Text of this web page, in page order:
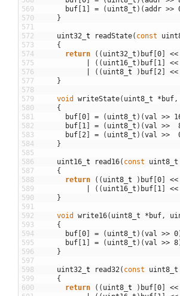
569
570
571
572
573
574
575
576
577
578
579
580
581
582
583
584
585
586
587
588
589
590
591
592
593
594
595
596
597
598
599
600
buf 1 = ( uint8_t ) (addr >>
}
uint32 t readState( const
{
return
( ( uint32_t ) buf 0 <<
( ( uint16_t ) buf 1 <<
( ( uint8 t ) buf 2 <<
}
void writeState( uint8_t * buf,
{
buf 0 = ( uint8_t ) (val >>
buf 1 = ( uint8_t ) (val >>
buf 2 = ( uint8_t ) (val >>
}
uint16 t read16( const uint8_t
{
return
( ( uint8 t ) buf 0 <<
( ( uint16_t ) buf 1 <<
}
void write16( uint8_t * buf,
{
buf 0 = ( uint8_t ) (val >> 0
buf 1 = ( uint8_t ) (val >> 8
}
uint32 t read32( const uint8_t
{
return
( ( uint8 t ) buf 0 <<